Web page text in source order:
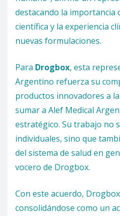
destacando la importancia
científica y la experiencia
nuevas formulaciones.
Para Drogbox, esta
Argentino refuerza su
productos innovadores a
sumar a Alef Medical
estratégico. Su trabajo no
individuales, sino que
del sistema de salud en
vocero de Drogbox.
Con este acuerdo,
consolidándose como un